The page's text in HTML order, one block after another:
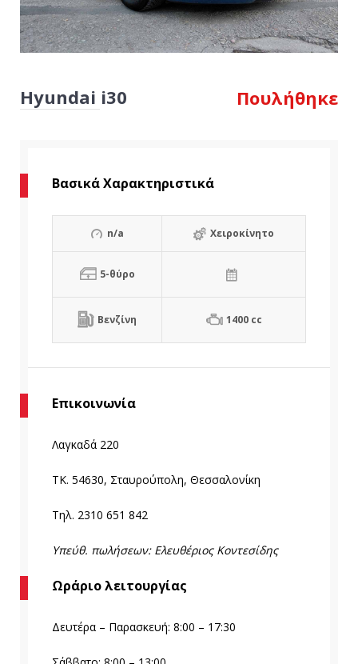
Hyundai i30 Πουλήθηκε
Βασικά Χαρακτηριστικά
n/a Χειροκίνητο
5-θύρο
Βενζίνη 1400 cc
Επικοινωνία
Λαγκαδά 220
TK. 54630, Σταυρούπολη, Θεσσαλονίκη
Τηλ. 2310 651 842
Υπεύθ. πωλήσεων: Ελευθέριος Κοντεσίδης
Ωράριο λειτουργίας
Δευτέρα – Παρασκευή: 8:00 – 17:30